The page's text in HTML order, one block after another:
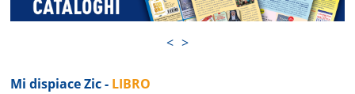
< >
Mi dispiace Zic - LIBRO